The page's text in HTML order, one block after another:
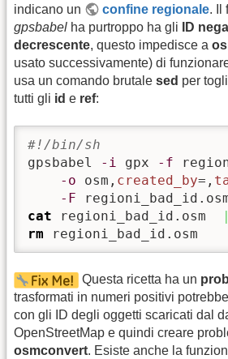
indicano un
confine regionale. Il
gpsbabel ha purtroppo ha gli ID
decrescente, questo impedisce a
usato successivamente) di
usa un comando brutale sed per
tutti gli id e ref:
#!/bin/sh
gpsbabel
-i gpx -f
-o osm, created_by=,
-F
cat regioni_bad_id.osm |
rm regioni_bad_id.osm
Questa ricetta ha un
trasformati in numeri positivi
con gli ID degli oggetti scaricati dal
OpenStreetMap e quindi creare
osmconvert. Esiste anche la